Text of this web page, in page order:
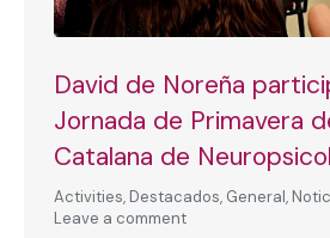
David de Noreña
Jornada de Primavera
Catalana de
Activities, Destacados, General,
Leave a comment